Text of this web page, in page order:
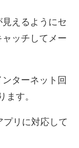
えるようにセ
ッチしてメー
ターネット回
ます。
リに対応して